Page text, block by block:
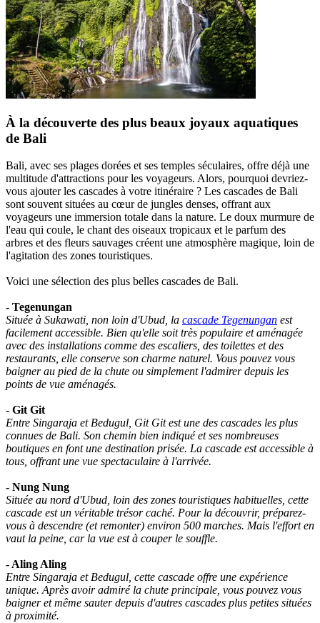
À la découverte des plus beaux joyaux aquatiques
de Bali
Bali, avec ses plages dorées et ses temples séculaires, offre déjà une
multitude d'attractions pour les voyageurs. Alors, pourquoi devriez-
vous ajouter les cascades à votre itinéraire ? Les cascades de Bali
sont souvent situées au cœur de jungles denses, offrant aux
voyageurs une immersion totale dans la nature. Le doux murmure de
l'eau qui coule, le chant des oiseaux tropicaux et le parfum des
arbres et des fleurs sauvages créent une atmosphère magique, loin de
l'agitation des zones touristiques.
Voici une sélection des plus belles cascades de Bali.
- Tegenungan
Située à Sukawati, non loin d'Ubud, la cascade Tegenungan est
facilement accessible. Bien qu'elle soit très populaire et aménagée
avec des installations comme des escaliers, des toilettes et des
restaurants, elle conserve son charme naturel. Vous pouvez vous
baigner au pied de la chute ou simplement l'admirer depuis les
points de vue aménagés.
- Git Git
Entre Singaraja et Bedugul, Git Git est une des cascades les plus
connues de Bali. Son chemin bien indiqué et ses nombreuses
boutiques en font une destination prisée. La cascade est accessible à
tous, offrant une vue spectaculaire à l'arrivée.
- Nung Nung
Située au nord d'Ubud, loin des zones touristiques habituelles, cette
cascade est un véritable trésor caché. Pour la découvrir, préparez-
vous à descendre (et remonter) environ 500 marches. Mais l'effort en
vaut la peine, car la vue est à couper le souffle.
- Aling Aling
Entre Singaraja et Bedugul, cette cascade offre une expérience
unique. Après avoir admiré la chute principale, vous pouvez vous
baigner et même sauter depuis d'autres cascades plus petites situées
à proximité.